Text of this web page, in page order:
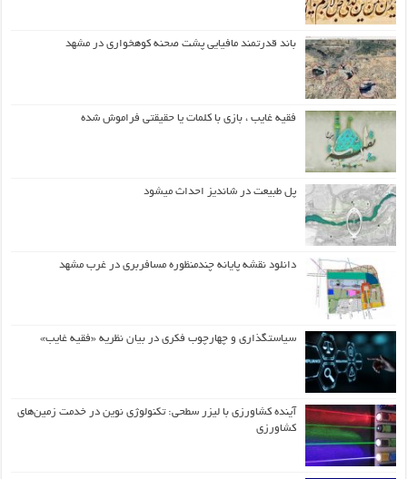
باند قدرتمند مافیایی پشت صحنه کوهخواری در مشهد
فقیه غایب ، بازی با کلمات یا حقیقتی فراموش شده
پل طبیعت در شاندیز احداث میشود
دانلود نقشه پایانه چندمنظوره مسافربری در غرب مشهد
سیاستگذاری و چهارچوب فکری در بیان نظریه «فقیه غایب»
آینده کشاورزی با لیزر سطحی: تکنولوژی نوین در خدمت زمین‌های
کشاورزی